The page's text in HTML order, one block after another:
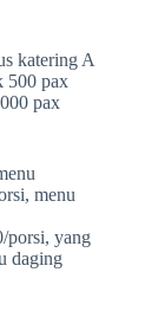
katering A
500 pax
pax
menu
porsi, yang
daging